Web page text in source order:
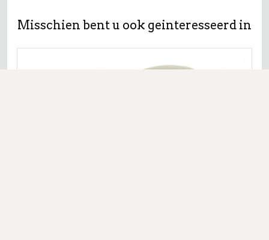
Misschien bent u ook geinteresseerd in